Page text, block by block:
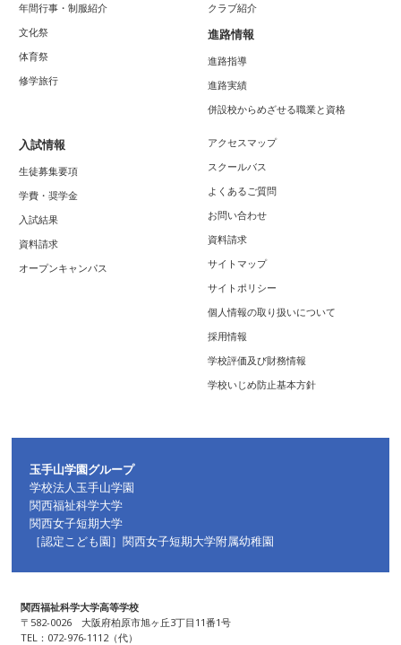
年間行事・制服紹介
文化祭
体育祭
修学旅行
クラブ紹介
進路情報
進路指導
進路実績
併設校からめざせる職業と資格
入試情報
生徒募集要項
学費・奨学金
入試結果
資料請求
オープンキャンパス
アクセスマップ
スクールバス
よくあるご質問
お問い合わせ
資料請求
サイトマップ
サイトポリシー
個人情報の取り扱いについて
採用情報
学校評価及び財務情報
学校いじめ防止基本方針
玉手山学園グループ
学校法人玉手山学園
関西福祉科学大学
関西女子短期大学
［認定こども園］関西女子短期大学附属幼稚園
関西福祉科学大学高等学校
〒582-0026 大阪府柏原市旭ヶ丘3丁目11番1号
TEL：072-976-1112（代）